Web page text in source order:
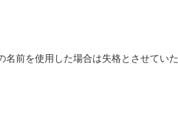
前を使用した場合は失格とさせていた